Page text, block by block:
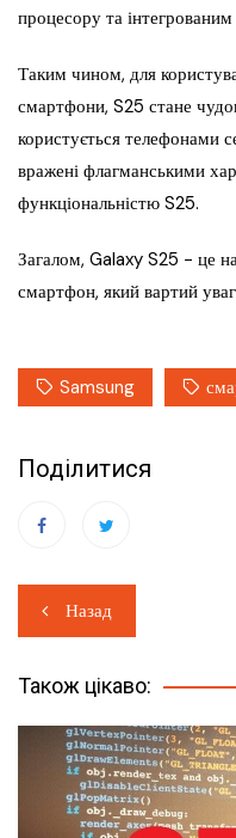
процесору та
Таким чином, для
смартфони, S25 стане
користується телефонами
вражені флагманськими
функціональністю S25.
Загалом, Galaxy S25 − це
смартфон, який вартий
Samsung
Поділитися
Навігація
записів
Назад
Також цікаво: